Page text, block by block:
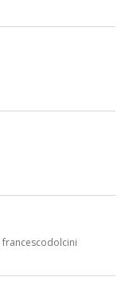
francescodolcini